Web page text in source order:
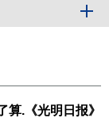
.《光明日报》